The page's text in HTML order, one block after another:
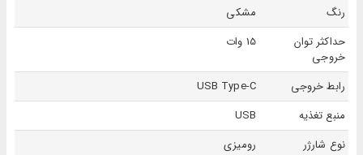
رنگ
مشکی
حداکثر توان
خروجی
15 وات
رابط خروجی
USB Type-C
منبع تغذیه
USB
نوع شارژر
رومیزی